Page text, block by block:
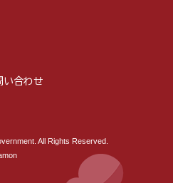
い合わせ
All Rights Reserved.